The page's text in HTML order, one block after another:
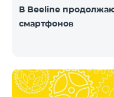
В Beeline
смартфонов